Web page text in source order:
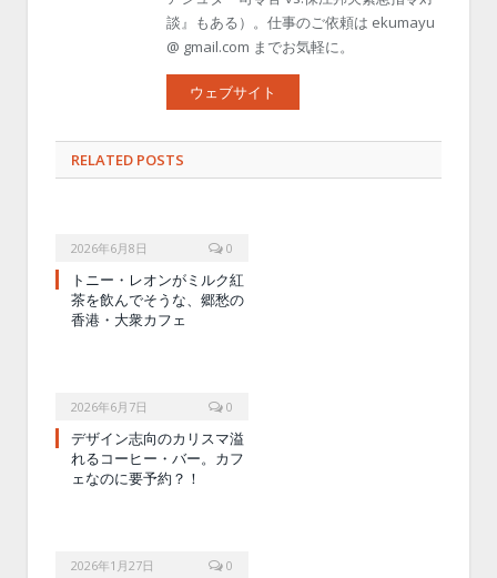
談』もある）。仕事のご依頼は ekumayu
@ gmail.com までお気軽に。
ウェブサイト
RELATED POSTS
2026年6月8日 0
トニー・レオンがミルク紅
茶を飲んでそうな、郷愁の
香港・大衆カフェ
2026年6月7日 0
デザイン志向のカリスマ溢
れるコーヒー・バー。カフ
ェなのに要予約？！
2026年1月27日 0